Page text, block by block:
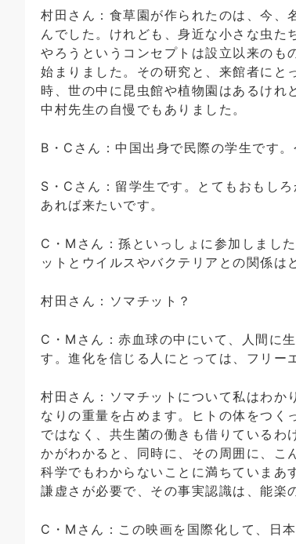
村田さん：食草園が作られたのは、今
んでした。けれども、身近な小さな虫た
やろうというコンセプトは設立以来の
始まりました。その研究と、来館者にと
時、世の中に昆虫館や植物園はあるけ
中村先生の自慢でもありました。
B・Cさん：中国出身で民際の学生です
S・Cさん：留学生です。とてもおもし
あれば来たいです。
C・Mさん：孫といっしょに参加しまし
ットとウイルスやバクテリアとの関係は
村田さん：ソマチット？
C・Mさん：赤血球の中にいて、人間に
す。進化を信じる人にとっては、フリー
村田さん：ソマチットについて私はわか
なりの重量を占めます。ヒトの体をつ
ではなく、共生菌の働きも借りている
かがわかると、同時に、その周囲に、こ
科学でもわからないことに満ちていまあ
謙虚さが必要で、その事実認識は、能楽
C・Mさん：この映画を国際化して、日